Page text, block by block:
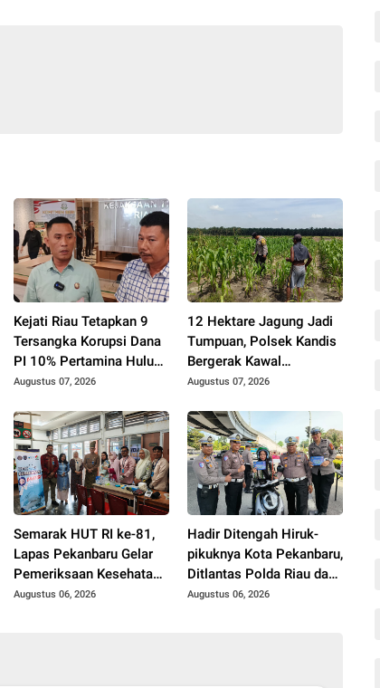
Kejati Riau Tetapkan 9
Tersangka Korupsi Dana
PI 10% Pertamina Hulu
Rokan
Augustus 07, 2026
12 Hektare Jagung Jadi
Tumpuan, Polsek Kandis
Bergerak Kawal
Swasembada Pangan
Augustus 07, 2026
Semarak HUT RI ke-81,
Lapas Pekanbaru Gelar
Pemeriksaan Kesehatan
Gratis untuk Warga
Augustus 06, 2026
Hadir Ditengah Hiruk-
pikuknya Kota Pekanbaru,
Ditlantas Polda Riau dan
Polantas KARIB Kobarkan
Augustus 06, 2026